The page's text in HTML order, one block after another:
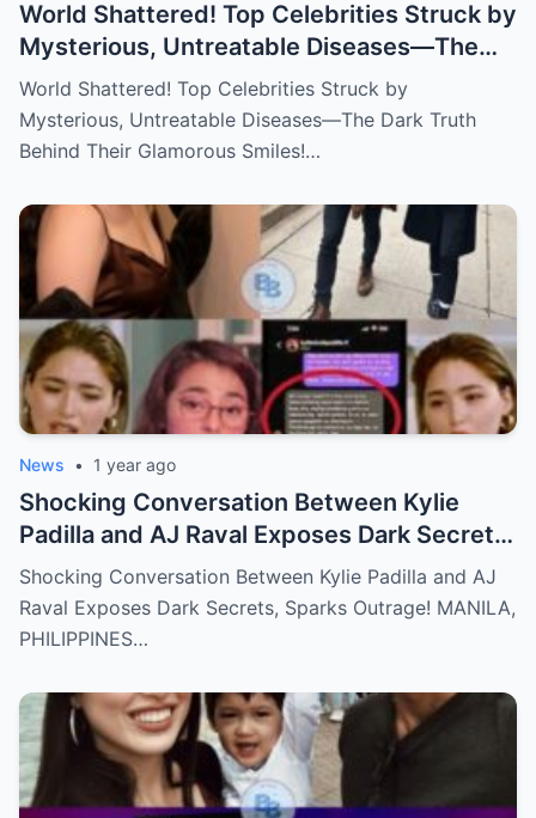
World Shattered! Top Celebrities Struck by
Mysterious, Untreatable Diseases—The
Dark Truth Behind Their Glamorous Smiles!
World Shattered! Top Celebrities Struck by
Mysterious, Untreatable Diseases—The Dark Truth
Behind Their Glamorous Smiles!…
News • 1 year ago
Shocking Conversation Between Kylie
Padilla and AJ Raval Exposes Dark Secrets,
Sparks Outrage!
Shocking Conversation Between Kylie Padilla and AJ
Raval Exposes Dark Secrets, Sparks Outrage! MANILA,
PHILIPPINES…